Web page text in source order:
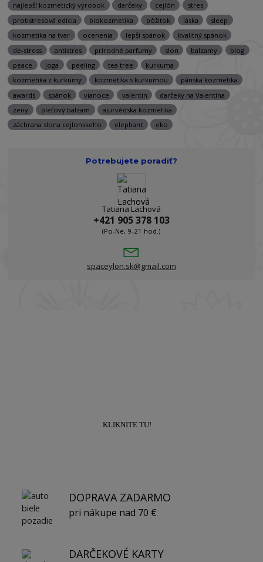
najlepší kozmetický výrobok
darčeky cejlón
stres
protistresová edícia
biokozmetika pôžitok láska
sleep
kozmetika na tvar
ocenenia lepší spánok
kvalitný spánok
de-stress
antistres prírodné parfumy slon balzamy
blog
peace
joga peeling tea tree
kurkuma
kozmetika z kurkumy
kozmetika s kurkumou
pánska kozmetika
awards
spánok vianoce valentin
darčeky na Valentína
zeny
pleťový balzam
ajurvédska kozmetika
záchrana slona cejlonskeho
elephant eko
Potrebujete poradiť?
Tatiana Lachová
+421 905 378 103
(Po-Ne, 9-21 hod.)
spaceylon.sk@gmail.com
KLIKNITE TU!
DOPRAVA ZADARMO
pri nákupe nad 70 €
DARČEKOVÉ KARTY